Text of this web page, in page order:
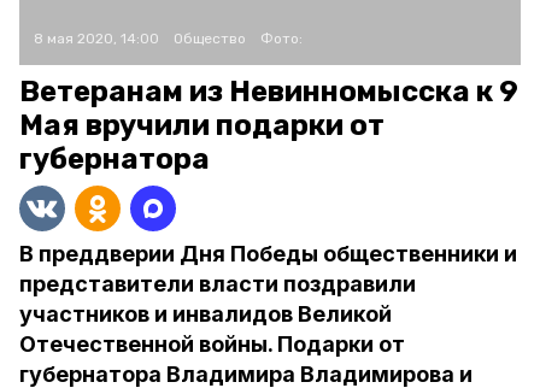
8 мая 2020, 14:00 Общество Фото:
Ветеранам из Невинномысска к 9
Мая вручили подарки от
губернатора
В преддверии Дня Победы общественники и
представители власти поздравили
участников и инвалидов Великой
Отечественной войны. Подарки от
губернатора Владимира Владимирова и